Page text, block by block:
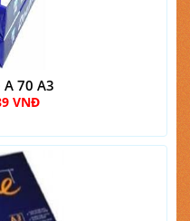
70 A3
VNĐ